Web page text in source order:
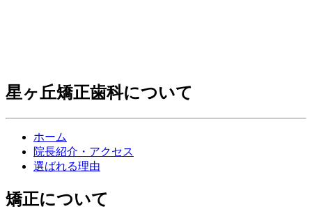
星ヶ丘矯正歯科について
ホーム
院長紹介・アクセス
選ばれる理由
矯正について